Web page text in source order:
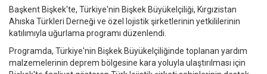
Başkent Bişkek'te, Türkiye'nin Bişkek Büyükelçiliği, Kırgızistan
Ahıska Türkleri Derneği ve özel lojistik şirketlerinin yetkililerinin
katılımıyla uğurlama programı düzenlendi.
Programda, Türkiye'nin Bişkek Büyükelçiliğinde toplanan yardım
malzemelerinin deprem bölgesine kara yoluyla ulaştırılması için